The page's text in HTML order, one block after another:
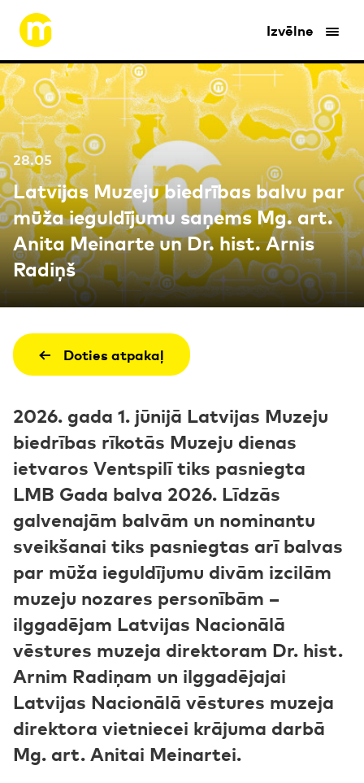
Izvēlne
28.05
Latvijas Muzeju biedrības balvu par
mūža ieguldījumu saņems Mg. art.
Anita Meinarte un Dr. hist. Arnis
Radiņš
Doties atpakaļ
2026. gada 1. jūnijā Latvijas Muzeju
biedrības rīkotās Muzeju dienas
ietvaros Ventspilī tiks pasniegta
LMB Gada balva 2026. Līdzās
galvenajām balvām un nominantu
sveikšanai tiks pasniegtas arī balvas
par mūža ieguldījumu divām izcilām
muzeju nozares personībām –
ilggadējam Latvijas Nacionālā
vēstures muzeja direktoram Dr. hist.
Arnim Radiņam un ilggadējajai
Latvijas Nacionālā vēstures muzeja
direktora vietniecei krājuma darbā
Mg. art. Anitai Meinartei.